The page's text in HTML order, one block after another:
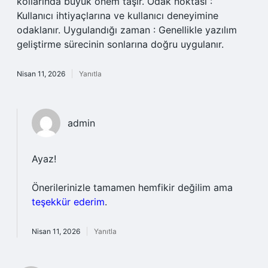
Kullanıcı ihtiyaçlarına ve kullanıcı deneyimine
odaklanır. Uygulandığı zaman : Genellikle yazılım
geliştirme sürecinin sonlarına doğru uygulanır.
Nisan 11, 2026 Yanıtla
admin
Ayaz!
Önerilerinizle tamamen hemfikir değilim ama
teşekkür ederim.
Nisan 11, 2026 Yanıtla